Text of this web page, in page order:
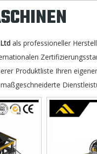
als professioneller
Produktliste Ihren